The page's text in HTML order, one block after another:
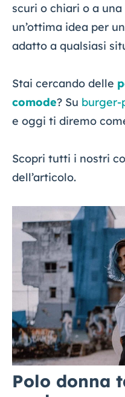
scuri o chiari o a
un’ottima idea per
adatto a qualsiasi
Stai cercando delle
comode? Su
e oggi ti diremo
Scopri tutti i nostri
dell’articolo.
Polo donna